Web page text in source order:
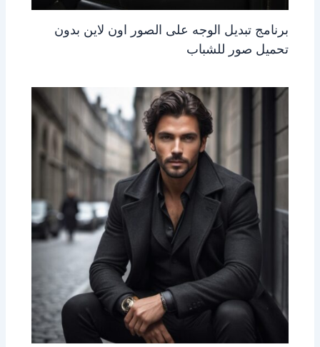
برنامج تبديل الوجه على الصور اون لاين بدون
تحميل صور للشباب